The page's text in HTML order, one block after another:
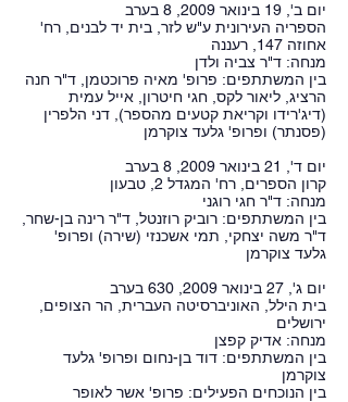
יום ב', 19 בינואר 2009, 8 בערב
הספריה העירונית ע"ש לזר, בית יד לבנים, רח'
אחוזה 147, רעננה
מנחה: ד"ר צביה ולדן
בין המשתתפים: פרופ' מאיה פרוכטמן, ד"ר חנה
הרציג, ליאור לקס, חגי חיטרון, אייל עמית
(דיג'רידו וקריאת קטעים מהספר), דני הלפרין
(פסנתר) ופרופ' גלעד צוקרמן
יום ד', 21 בינואר 2009, 8 בערב
קרון הספרים, רח' המגדל 2, טבעון
מנחה: ד"ר חגי רוגני
בין המשתתפים: רוביק רוזנטל, ד"ר רינה בן-שחר,
ד"ר משה יצחקי, תמי אשכנזי (שירה) ופרופ'
גלעד צוקרמן
יום ג', 27 בינואר 2009, 630 בערב
בית הילל, האוניברסיטה העברית, הר הצופים,
ירושלים
מנחה: אדיק קפצן
בין המשתתפים: דוד בן-נחום ופרופ' גלעד
צוקרמן
בין הנוכחים הפעילים: פרופ' אשר לאופר